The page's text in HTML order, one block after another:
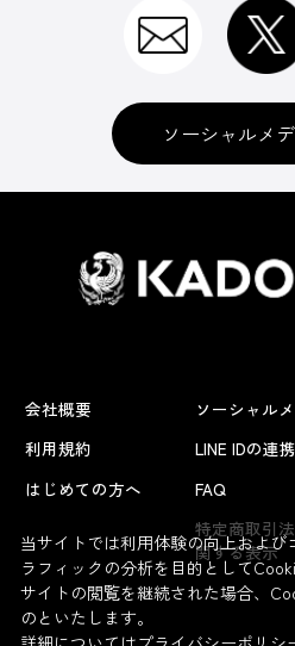
ソーシャルメ
会社概要
利用規約
はじめての方へ
ソーシャル
LINE IDの連
FAQ
特定商取引
関する表示
当サイトでは利用体験の向上およ
ラフィックの分析を目的として
サイトの閲覧を継続された場合、
のといたします。